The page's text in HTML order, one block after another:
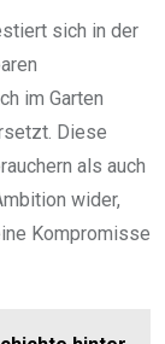
sich in der
im Garten
Diese
als auch
wider,
Kompromisse